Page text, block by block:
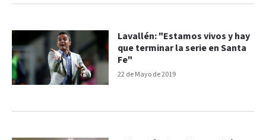
22 de Mayo de 2019
Lavallén: "Estamos vivos y hay
que terminar la serie en Santa
Fe"